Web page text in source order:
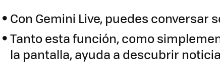
Con Gemini Live, puedes conversar
Tanto esta función, como
la pantalla, ayuda a descubrir